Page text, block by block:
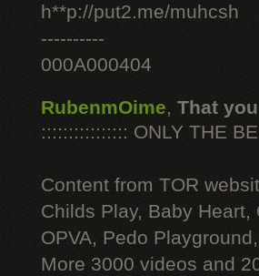
h**p://put2.me/muhcsh
----------
000A000404
RubenmOime, That
:::::::::::::::: ONLY THE
Content from TOR
Childs Play, Baby
OPVA, Pedo
More 3000 videos and